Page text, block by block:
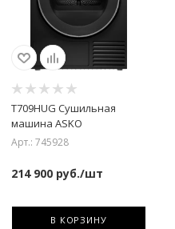
T709HUG Сушильная
машина ASKO
Арт.: 745928
214 900руб./шт
В КОРЗИНУ